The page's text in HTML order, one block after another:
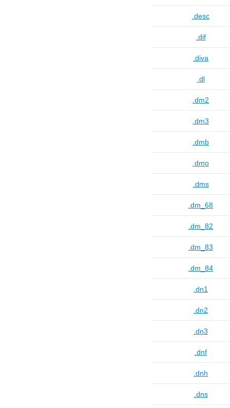
.desc
.dif
.diva
.dl
.dm2
.dm3
.dmb
.dmo
.dms
.dm_68
.dm_82
.dm_83
.dm_84
.dn1
.dn2
.dn3
.dnf
.dnh
.dns